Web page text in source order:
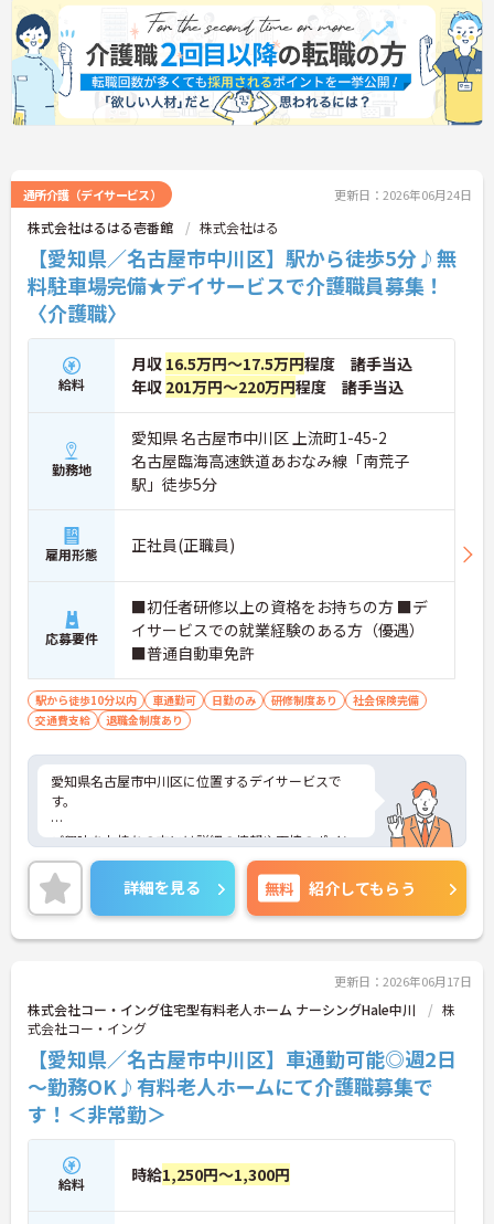
通所介護（デイサービス） 更新日：2026年06月24日
株式会社はるはる壱番館 株式会社はる
【愛知県／名古屋市中川区】駅から徒歩5分♪無
料駐車場完備★デイサービスで介護職員募集！
〈介護職〉
給料
月収 16.5万円～17.5万円程度 諸手当込
年収 201万円～220万円程度 諸手当込
勤務地
愛知県 名古屋市中川区 上流町1-45-2
名古屋臨海高速鉄道あおなみ線「南荒子
駅」徒歩5分
雇用形態 正社員(正職員)
応募要件
■初任者研修以上の資格をお持ちの方 ■デ
イサービスでの就業経験のある方（優遇）
■普通自動車免許
駅から徒歩10分以内 車通勤可 日勤のみ 研修制度あり
社会保険完備
交通費支給
退職金制度あり
愛知県名古屋市中川区に位置するデイサービスで
す。
ご興味をお持ちの方には詳細の情報や面接のポイン
トをお伝えしますのでお気軽にお問い合わせくださ
いませ。
詳細を見る 無料 紹介してもらう
更新日：2026年06月17日
株式会社コー・イング住宅型有料老人ホーム ナーシングHale中川
株
式会社コー・イング
【愛知県／名古屋市中川区】車通勤可能◎週2日
～勤務OK♪有料老人ホームにて介護職募集で
す！＜非常勤＞
給料 時給1,250円～1,300円